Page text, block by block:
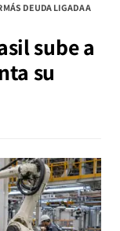
MÁS DEUDA LIGADA A
sube a
su